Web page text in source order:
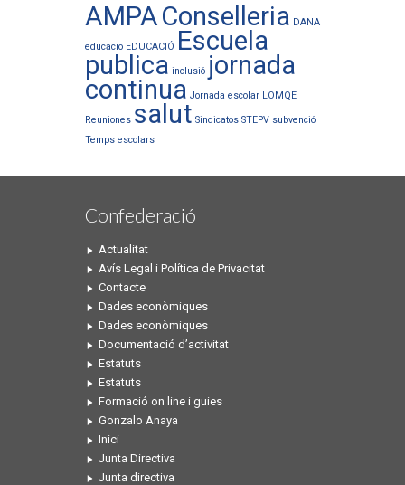
AMPAConselleria DANA
educacio EDUCACIÓ Escuela
publica inclusió jornada
continua Jornada escolar LOMQE
Reuniones salut Sindicatos STEPV subvenció
Temps escolars
Confederació
Actualitat
Avís Legal i Política de Privacitat
Contacte
Dades econòmiques
Dades econòmiques
Documentació d’activitat
Estatuts
Estatuts
Formació on line i guies
Gonzalo Anaya
Inici
Junta Directiva
Junta directiva